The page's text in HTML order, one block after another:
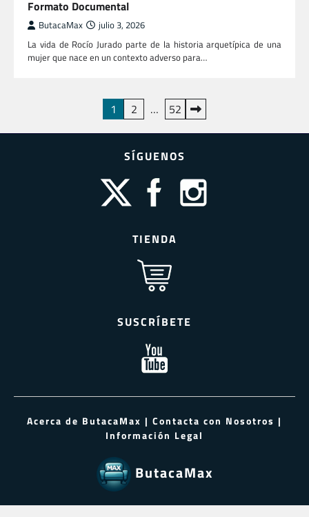
Formato Documental
ButacaMax julio 3, 2026
La vida de Rocío Jurado parte de la historia arquetípica de una
mujer que nace en un contexto adverso para…
de
1 2 … 52
SÍGUENOS
TIENDA
SUSCRÍBETE
Acerca de ButacaMax | Contacta con Nosotros |
Información Legal
ButacaMax